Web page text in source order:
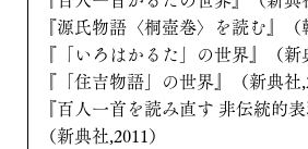
『源氏物語〈桐壺巻〉を読む』（
『「いろはかるた」の世界』（新
『「住吉物語」の世界』（新典社
『百人一首を読み直す 非伝統的表
（新典社,2011）